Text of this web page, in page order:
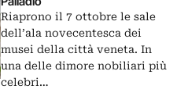
Riaprono il 7 ottobre le sale
dell’ala novecentesca dei
musei della città veneta. In
una delle dimore nobiliari più
celebri…